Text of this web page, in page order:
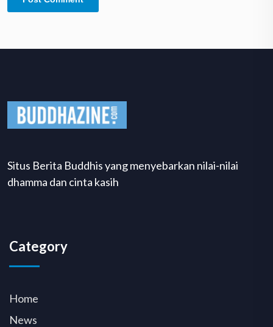
Situs Berita Buddhis yang menyebarkan nilai-nilai
dhamma dan cinta kasih
Category
Home
News